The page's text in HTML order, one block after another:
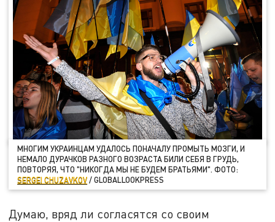
МНОГИМ УКРАИНЦАМ УДАЛОСЬ ПОНАЧАЛУ ПРОМЫТЬ МОЗГИ, И
НЕМАЛО ДУРАЧКОВ РАЗНОГО ВОЗРАСТА БИЛИ СЕБЯ В ГРУДЬ,
ПОВТОРЯЯ, ЧТО "НИКОГДА МЫ НЕ БУДЕМ БРАТЬЯМИ". ФОТО:
SERGEI CHUZAVKOV/ GLOBALLOOKPRESS
Думаю, вряд ли согласятся со своим